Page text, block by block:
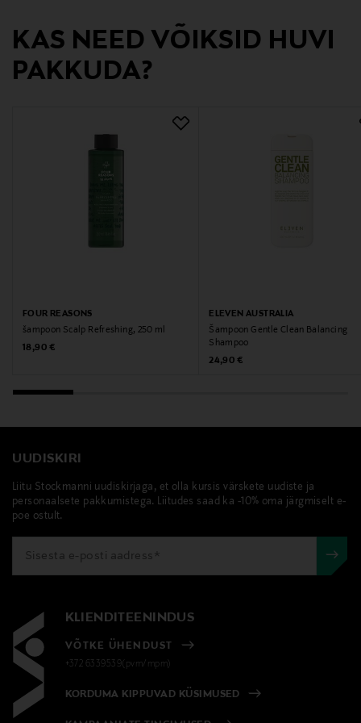
Valmistaja tootenumber
6414400082520
Biozell, šampoon, juuksed
KAS NEED VÕIKSID HUVI
PAKKUDA?
FOUR REASONS
šampoon Scalp Refreshing, 250 ml
Original Price
18,90 €
ELEVEN AUSTRALIA
Šampoon Gentle Clean Balancing
Shampoo
Original Price
24,90 €
UUDISKIRI
Liitu Stockmanni uudiskirjaga, et olla kursis värskete uudiste ja
personaalsete pakkumistega. Liitudes saad ka -10% oma järgmiselt e-
poe ostult.
KLIENDITEENINDUS
VÕTKE ÜHENDUST
+372 6339539(pvm/mpm)
KORDUMA KIPPUVAD KÜSIMUSED